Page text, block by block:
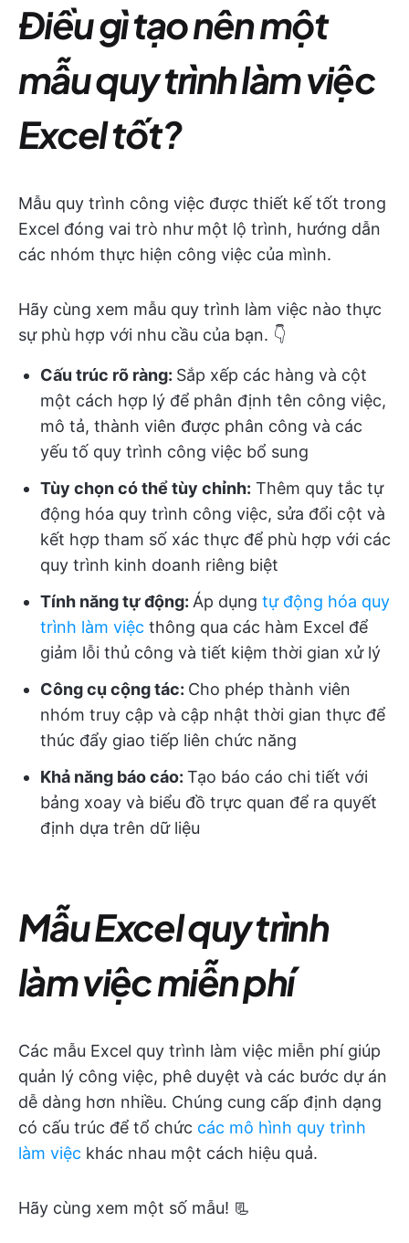
Điều gì tạo nên một
mẫu quy trình làm việc
Excel tốt?
Mẫu quy trình công việc được thiết kế tốt trong
Excel đóng vai trò như một lộ trình, hướng dẫn
các nhóm thực hiện công việc của mình.
Hãy cùng xem mẫu quy trình làm việc nào thực
sự phù hợp với nhu cầu của bạn. 👇
Cấu trúc rõ ràng: Sắp xếp các hàng và cột
một cách hợp lý để phân định tên công việc,
mô tả, thành viên được phân công và các
yếu tố quy trình công việc bổ sung
Tùy chọn có thể tùy chỉnh: Thêm quy tắc tự
động hóa quy trình công việc, sửa đổi cột và
kết hợp tham số xác thực để phù hợp với các
quy trình kinh doanh riêng biệt
Tính năng tự động: Áp dụng tự động hóa quy
trình làm việc thông qua các hàm Excel để
giảm lỗi thủ công và tiết kiệm thời gian xử lý
Công cụ cộng tác: Cho phép thành viên
nhóm truy cập và cập nhật thời gian thực để
thúc đẩy giao tiếp liên chức năng
Khả năng báo cáo: Tạo báo cáo chi tiết với
bảng xoay và biểu đồ trực quan để ra quyết
định dựa trên dữ liệu
Mẫu Excel quy trình
làm việc miễn phí
Các mẫu Excel quy trình làm việc miễn phí giúp
quản lý công việc, phê duyệt và các bước dự án
dễ dàng hơn nhiều. Chúng cung cấp định dạng
có cấu trúc để tổ chức các mô hình quy trình
làm việc khác nhau một cách hiệu quả.
Hãy cùng xem một số mẫu! 📃